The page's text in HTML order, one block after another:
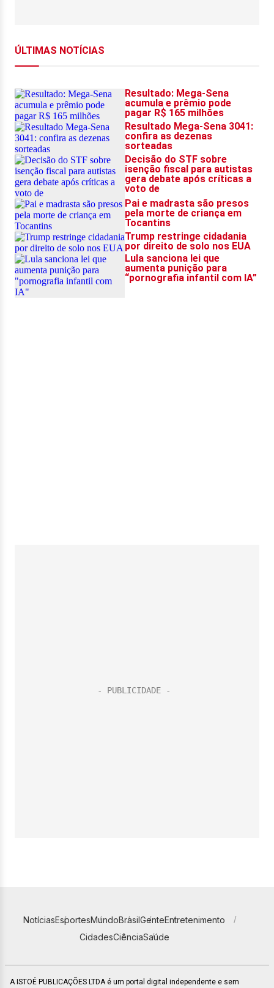
NotíciasEsportesMundoBrasilGenteEntretenimento
CidadesCiênciaSaúde
A ISTOÉ PUBLICAÇÕES LTDA é um portal digital independente e sem